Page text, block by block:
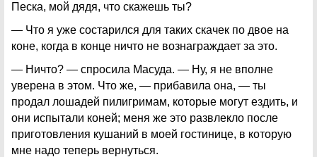
Песка, мой дядя, что скажешь ты?
— Что я уже состарился для таких скачек по двое на
коне, когда в конце ничто не вознаграждает за это.
— Ничто? — спросила Масуда. — Ну, я не вполне
уверена в этом. Что же, — прибавила она, — ты
продал лошадей пилигримам, которые могут ездить, и
они испытали коней; меня же это развлекло после
приготовления кушаний в моей гостинице, в которую
мне надо теперь вернуться.